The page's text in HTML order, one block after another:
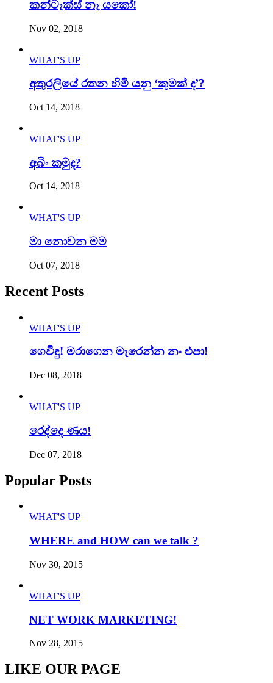
කන්ටෑක්ස් නෑ යකෝ!
Nov 02, 2018
WHAT'S UP
අතුරලියේ රතන හිමි යනු ‘කුමක් ද’?
Oct 14, 2018
WHAT'S UP
අබිං කමුද?
Oct 14, 2018
WHAT'S UP
මා නොවන මම
Oct 07, 2018
Recent Posts
WHAT'S UP
ගෙවිඳු! මරාගෙන මැරෙන්න නං එපා!
Dec 08, 2018
WHAT'S UP
රෙද්දෙ ණය!
Dec 07, 2018
Popular Posts
WHAT'S UP
WHERE and HOW can we talk ?
Nov 30, 2015
WHAT'S UP
NET WORK MARKETING!
Nov 28, 2015
LIKE OUR PAGE